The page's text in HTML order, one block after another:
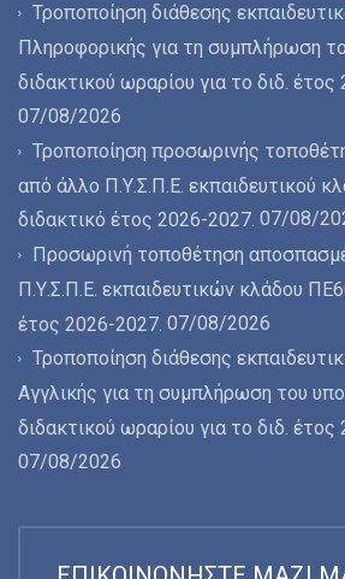
Τροποποίηση διάθεσης
Πληροφορικής για τη συμπλήρωση
διδακτικού ωραρίου για το διδ. έτος
07/08/2026
Τροποποίηση προσωρινής
από άλλο Π.Υ.Σ.Π.Ε. εκπαιδευτικού
διδακτικό έτος 2026-2027. 07/08/
Προσωρινή τοποθέτηση
Π.Υ.Σ.Π.Ε. εκπαιδευτικών κλάδου
έτος 2026-2027. 07/08/2026
Τροποποίηση διάθεσης
Αγγλικής για τη συμπλήρωση του
διδακτικού ωραρίου για το διδ. έτος
07/08/2026